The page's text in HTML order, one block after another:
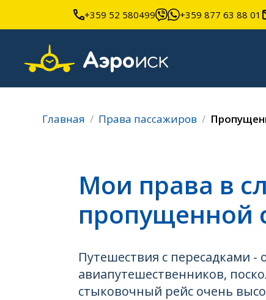
+359 52 580499 +359 877 63 88 01
Главная Права пассажиров
Мои права в
пропущенной
Путешествия с пересадками -
авиапутешественников,
стыковочный рейс очень